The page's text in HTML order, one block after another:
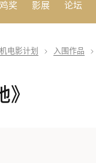
奖 影展 论坛
电影计划 入围作品
》